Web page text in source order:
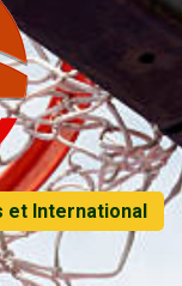
et International